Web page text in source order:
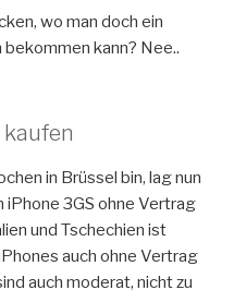
wo man doch ein
kann? Nee..
kaufen
in Brüssel bin, lag nun
iPhone 3GS ohne Vertrag
und Tschechien ist
auch ohne Vertrag
auch moderat, nicht zu